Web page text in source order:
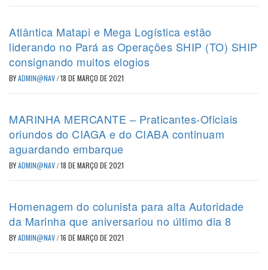
Atlântica Matapi e Mega Logística estão
liderando no Pará as Operações SHIP (TO) SHIP
consignando muitos elogios
BYADMIN@NAV/18 DE MARÇO DE 2021
MARINHA MERCANTE – Praticantes-Oficiais
oriundos do CIAGA e do CIABA continuam
aguardando embarque
BYADMIN@NAV/18 DE MARÇO DE 2021
Homenagem do colunista para alta Autoridade
da Marinha que aniversariou no último dia 8
BYADMIN@NAV/16 DE MARÇO DE 2021